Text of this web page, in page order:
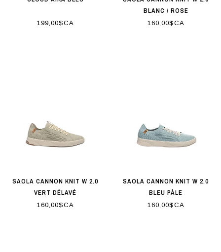
199,00$CA
BLANC / ROSE
160,00$CA
SAOLA CANNON KNIT W 2.0
VERT DÉLAVÉ
160,00$CA
SAOLA CANNON KNIT W 2.0
BLEU PÂLE
160,00$CA